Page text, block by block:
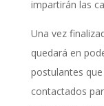
impartirán las
Una vez
quedará en
postulantes
contactados